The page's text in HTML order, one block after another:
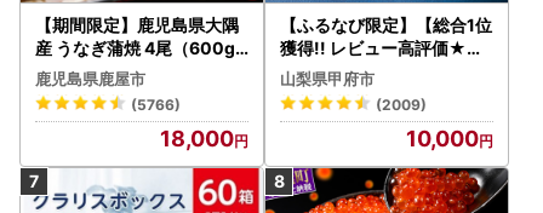
【期間限定】鹿児島県大隅
産 うなぎ蒲焼 4尾（600g
） KN007-004-04-cp18
うなぎ 鰻 魚 惣菜 総菜
鹿児島県鹿屋市
(5766)
18,000
【ふるなび限定】【総合1位
獲得!! レビュー高評価★】
〈2026年度配送分〉山梨
県産 シャインマスカット 2
～3房（1.0kg以上）シャイ
ン フルーツ FN-Limited-S
P
山梨県甲府市
(2009)
10,000